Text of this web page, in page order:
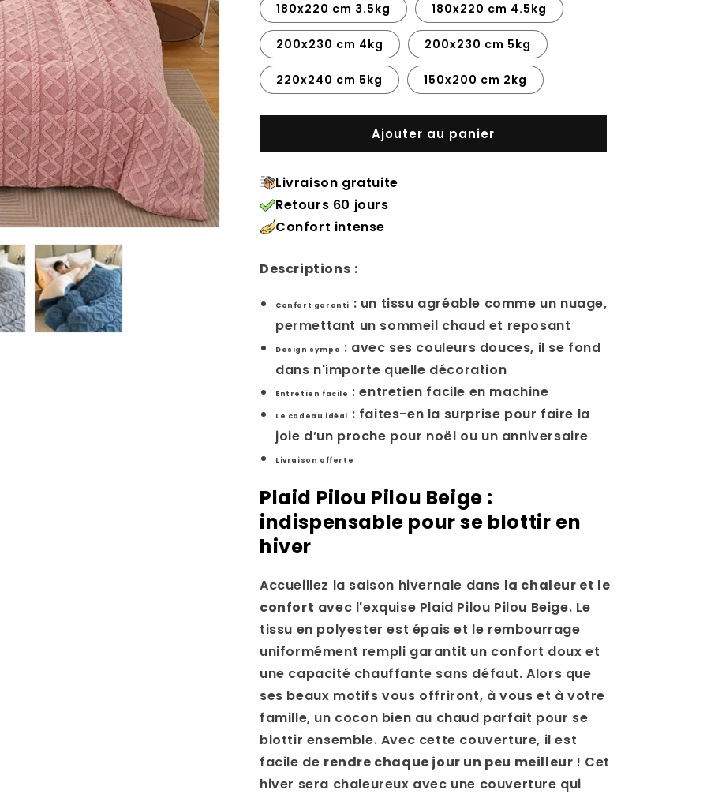
180x220 cm 3.5kg 180x220 cm 4.5kg
200x230 cm 4kg 200x230 cm 5kg
220x240 cm 5kg 150x200 cm 2kg
Ajouter au panier
Livraison gratuite
Retours 60 jours
Confort intense
Descriptions :
Confort garanti : un tissu agréable comme un nuage,
permettant un sommeil chaud et reposant
Design sympa : avec ses couleurs douces, il se fond
dans n'importe quelle décoration
Entretien facile : entretien facile en machine
Le cadeau idéal : faites-en la surprise pour faire la
joie d’un proche pour noël ou un anniversaire
Livraison offerte
Plaid Pilou Pilou Beige :
indispensable pour se blottir en
hiver
Accueillez la saison hivernale dans la chaleur et le
confort avec l'exquise Plaid Pilou Pilou Beige. Le
tissu en polyester est épais et le rembourrage
uniformément rempli garantit un confort doux et
une capacité chauffante sans défaut. Alors que
ses beaux motifs vous offriront, à vous et à votre
famille, un cocon bien au chaud parfait pour se
blottir ensemble. Avec cette couverture, il est
facile de rendre chaque jour un peu meilleur ! Cet
hiver sera chaleureux avec une couverture qui